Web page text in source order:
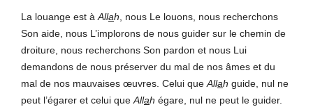
La louange est à Allah , nous Le louons, nous recherchons
Son aide, nous L’implorons de nous guider sur le chemin de
droiture, nous recherchons Son pardon et nous Lui
demandons de nous préserver du mal de nos âmes et du
mal de nos mauvaises œuvres. Celui que Allah guide, nul ne
peut l’égarer et celui que Allah égare, nul ne peut le guider.